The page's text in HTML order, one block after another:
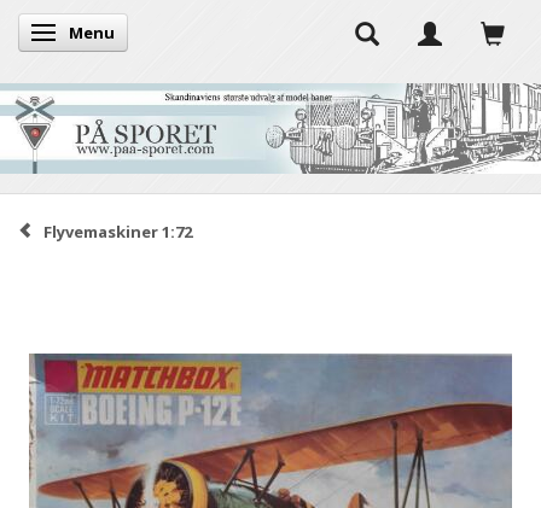
Skifte navigation
Menu
Flyvemaskiner 1:72